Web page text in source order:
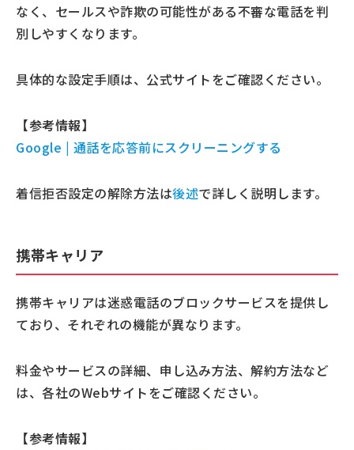
なく、セールスや詐欺の可能性がある不審な電話を判
別しやすくなります。
具体的な設定手順は、公式サイトをご確認ください。
【参考情報】
Google | 通話を応答前にスクリーニングする
着信拒否設定の解除方法は後述で詳しく説明します。
携帯キャリア
携帯キャリアは迷惑電話のブロックサービスを提供し
ており、それぞれの機能が異なります。
料金やサービスの詳細、申し込み方法、解約方法など
は、各社のWebサイトをご確認ください。
【参考情報】